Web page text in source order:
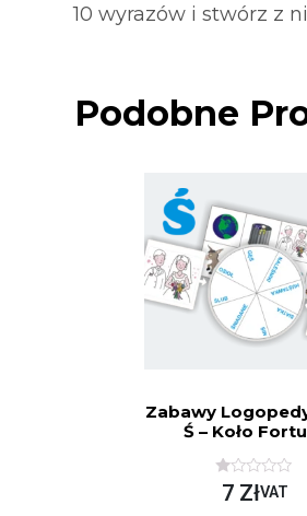
10 wyrazów i stwórz z
Podobne
Zabawy
Ś – Koło
O7 ZłVAT